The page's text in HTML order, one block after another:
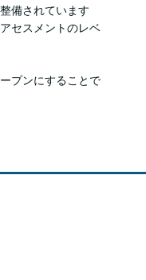
備されています
セスメントのレベ
プンにすることで